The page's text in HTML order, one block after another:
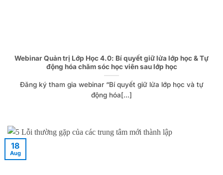
Webinar Quản trị Lớp Học 4.0: Bí quyết giữ lửa lớp học & Tự
động hóa chăm sóc học viên sau lớp học
Đăng ký tham gia webinar “Bí quyết giữ lửa lớp học và tự
động hóa[...]
18
Aug